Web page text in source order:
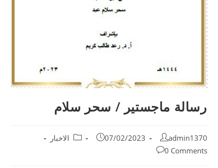
رسالة ماجستير / سحر سلام
admin1370
07/02/2023
الاخبار
0 Comments